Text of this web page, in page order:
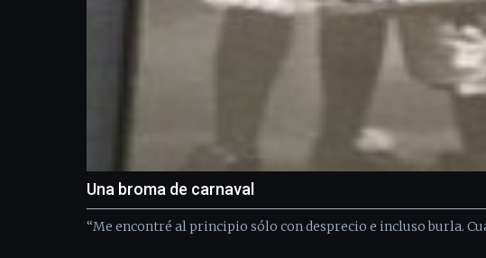
Una broma de carnaval
“Me encontré al principio sólo con desprecio e incluso burla.